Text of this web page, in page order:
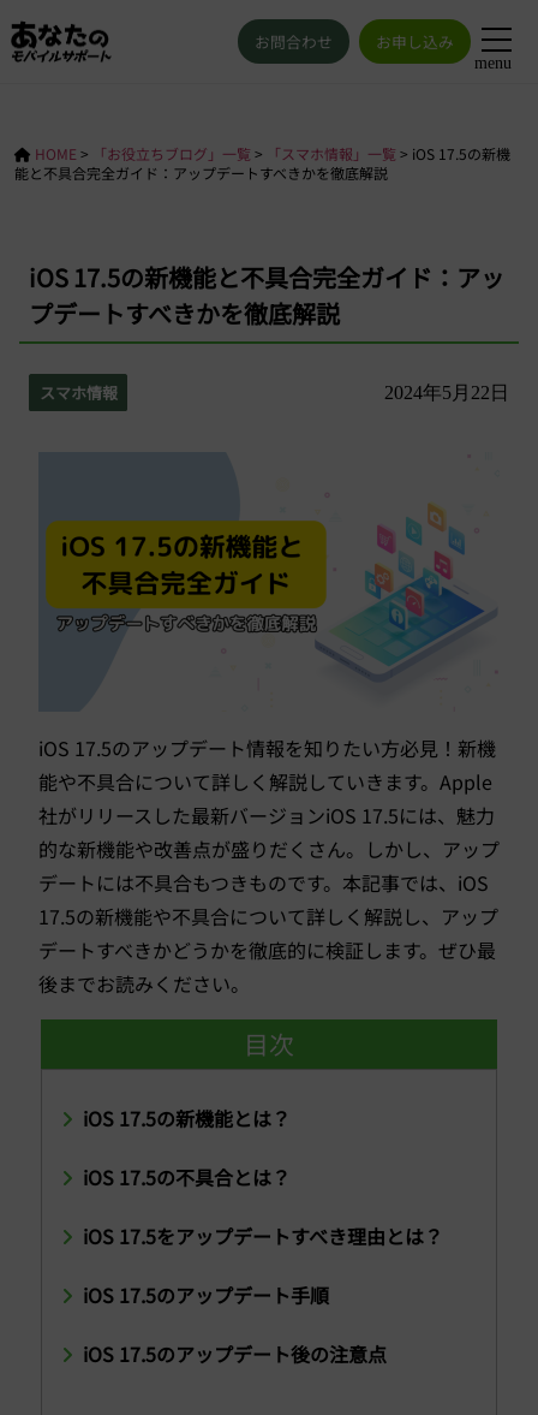
menu
お問合わせ お申し込み
HOME > 「お役立ちブログ」一覧 > 「スマホ情報」一覧 > iOS 17.5の新機
能と不具合完全ガイド：アップデートすべきかを徹底解説
iOS 17.5の新機能と不具合完全ガイド：アッ
プデートすべきかを徹底解説
スマホ情報 2024年5月22日
iOS 17.5のアップデート情報を知りたい方必見！新機
能や不具合について詳しく解説していきます。Apple
社がリリースした最新バージョンiOS 17.5には、魅力
的な新機能や改善点が盛りだくさん。しかし、アップ
デートには不具合もつきものです。本記事では、iOS
17.5の新機能や不具合について詳しく解説し、アップ
デートすべきかどうかを徹底的に検証します。ぜひ最
後までお読みください。
目次
iOS 17.5の新機能とは？
iOS 17.5の不具合とは？
iOS 17.5をアップデートすべき理由とは？
iOS 17.5のアップデート手順
iOS 17.5のアップデート後の注意点